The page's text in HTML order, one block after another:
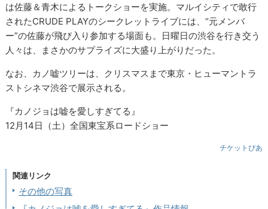
は佐藤＆青木によるトークショーを実施。マルイシティで敢行
されたCRUDE PLAYのシークレットライブには、“元メンバ
ー”の佐藤が飛び入り参加する場面も。日曜日の渋谷を行き交う
人々は、まさかのサプライズに大盛り上がりだった。
なお、カノ嘘ツリーは、クリスマスまで東京・ヒューマントラ
ストシネマ渋谷で展示される。
『カノジョは嘘を愛しすぎてる』
12月14日（土）全国東宝系ロードショー
チケットぴあ
関連リンク
その他の写真